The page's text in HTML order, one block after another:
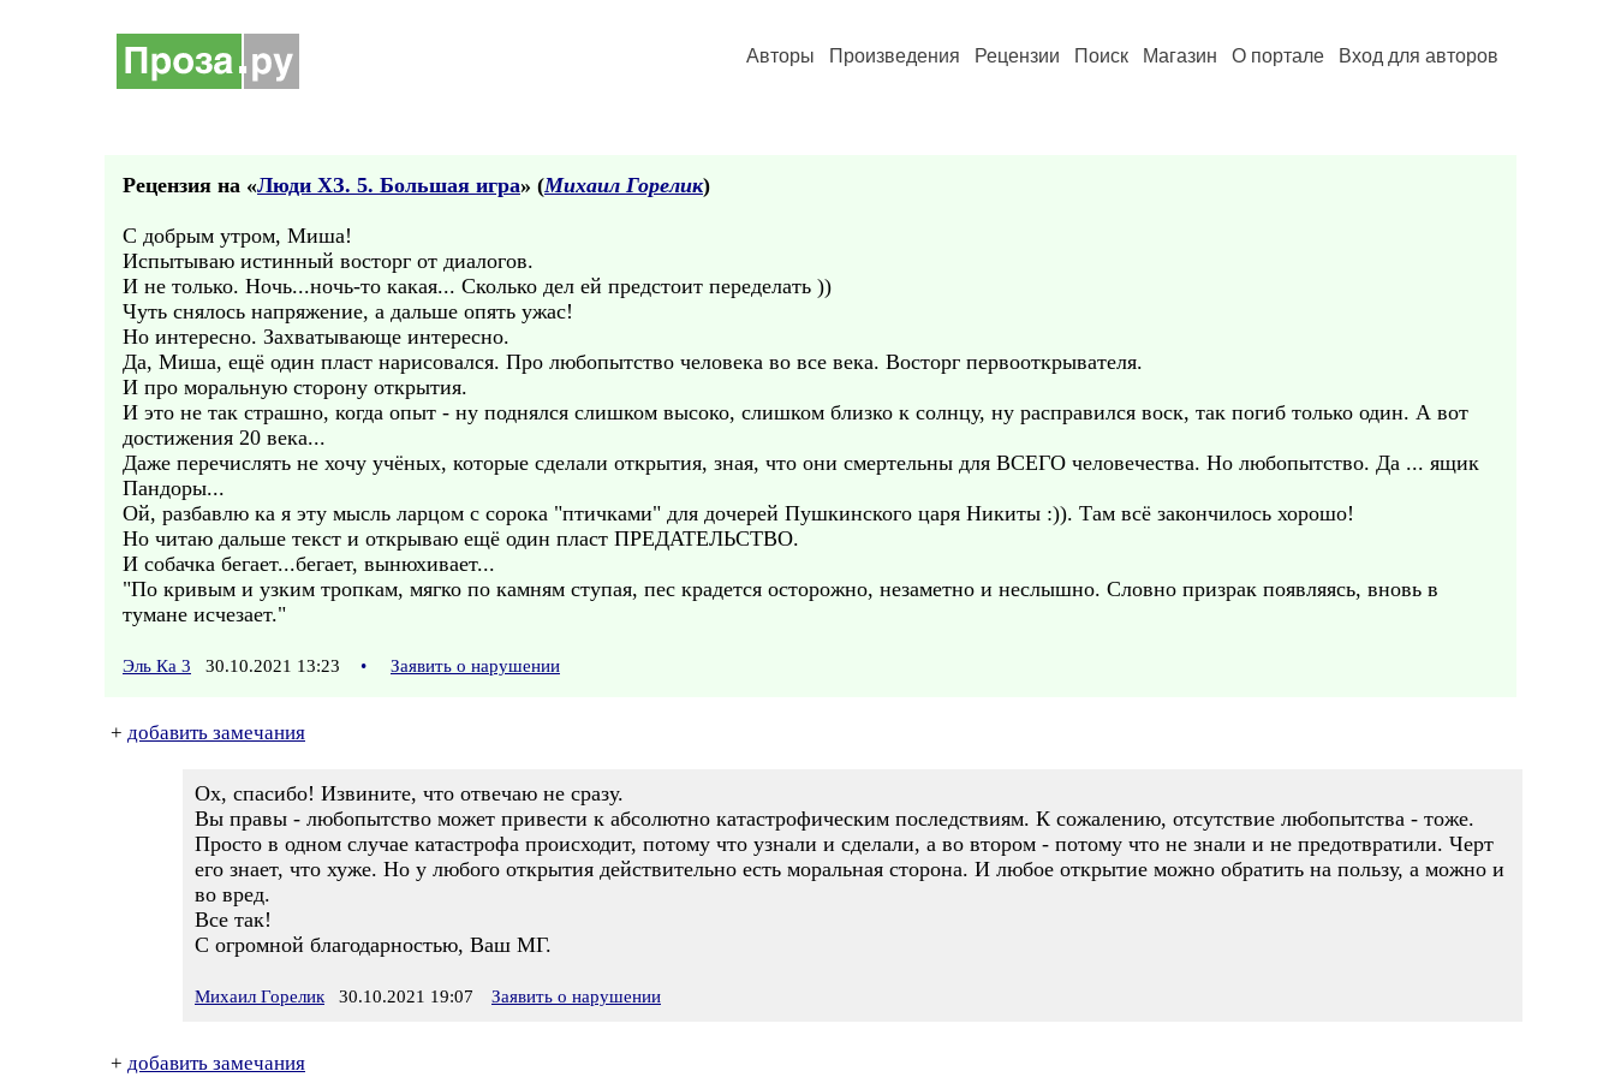
Авторы Произведения Рецензии Поиск Магазин О портале Вход для авторов
Рецензия на «Люди ХЗ. 5. Большая игра» (Михаил Горелик)
С добрым утром, Миша!
Испытываю истинный восторг от диалогов.
И не только. Ночь...ночь-то какая... Сколько дел ей предстоит переделать ))
Чуть снялось напряжение, а дальше опять ужас!
Но интересно. Захватывающе интересно.
Да, Миша, ещё один пласт нарисовался. Про любопытство человека во все века. Восторг первооткрывателя.
И про моральную сторону открытия.
И это не так страшно, когда опыт - ну поднялся слишком высоко, слишком близко к солнцу, ну расправился воск, так погиб только один. А вот
достижения 20 века...
Даже перечислять не хочу учёных, которые сделали открытия, зная, что они смертельны для ВСЕГО человечества. Но любопытство. Да ... ящик
Пандоры...
Ой, разбавлю ка я эту мысль ларцом с сорока "птичками" для дочерей Пушкинского царя Никиты :)). Там всё закончилось хорошо!
Но читаю дальше текст и открываю ещё один пласт ПРЕДАТЕЛЬСТВО.
И собачка бегает...бегает, вынюхивает...
"По кривым и узким тропкам, мягко по камням ступая, пес крадется осторожно, незаметно и неслышно. Словно призрак появляясь, вновь в
тумане исчезает."
Эль Ка 3 30.10.2021 13:23 • Заявить о нарушении
+ добавить замечания
Ох, спасибо! Извините, что отвечаю не сразу.
Вы правы - любопытство может привести к абсолютно катастрофическим последствиям. К сожалению, отсутствие любопытства - тоже.
Просто в одном случае катастрофа происходит, потому что узнали и сделали, а во втором - потому что не знали и не предотвратили. Черт
его знает, что хуже. Но у любого открытия действительно есть моральная сторона. И любое открытие можно обратить на пользу, а можно и
во вред.
Все так!
С огромной благодарностью, Ваш МГ.
Михаил Горелик 30.10.2021 19:07 Заявить о нарушении
+ добавить замечания